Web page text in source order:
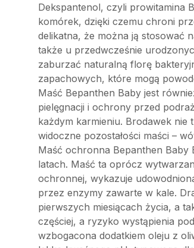
Dekspantenol, czyli prowitamina
komórek, dzięki czemu chroni
delikatna, że można ją stosować
także u przedwcześnie
zaburzać naturalną florę
zapachowych, które mogą
Maść Bepanthen Baby jest
pielęgnacji i ochrony przed
każdym karmieniu. Brodawek
widoczne pozostałości maści –
Maść ochronna Bepanthen
latach. Maść ta oprócz
ochronnej, wykazuje
przez enzymy zawarte w kale.
pierwszych miesiącach życia, a
częściej, a ryzyko wystąpienia
wzbogacona dodatkiem oleju z